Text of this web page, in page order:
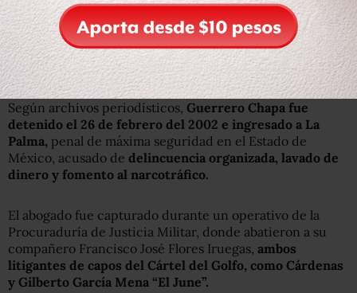
está ayudando con la pesquisa.
Southlake se encuentra unos 24 kilómetros al noreste de
Fort Worth.
Según archivos periodísticos, Guerrero Chapa fue
detenido el 26 de febrero del 2002 e ingresado a La
Palma, penal de máxima seguridad en el Estado de
México, acusado de delincuencia organizada, lavado de
dinero y fomento al narcotráfico.
El abogado fue capturado durante un operativo de la
Procuraduría de Justicia Militar, donde abatieron a su
compañero Francisco José Flores Iruegas, ambos
litigantes de capos del Cártel del Golfo, como Cárdenas
y Gilberto García Mena “El June”.